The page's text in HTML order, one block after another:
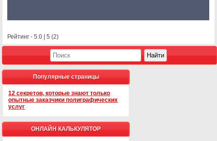
Рейтинг -5.0 |5 (2)
Популярные страницы
12 секретов, которые знают только
опытные заказчики полиграфических
услуг
ОНЛАЙН КАЛЬКУЛЯТОР